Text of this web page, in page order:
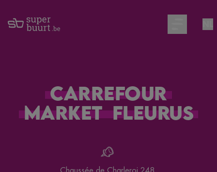
Open main
Carrefour
Market Fleurus